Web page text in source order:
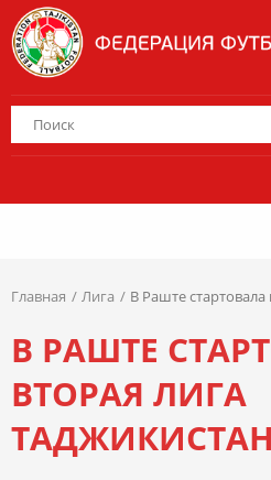
Главная Лига В Раште стартовала
В РАШТЕ
ВТОРАЯ ЛИГА